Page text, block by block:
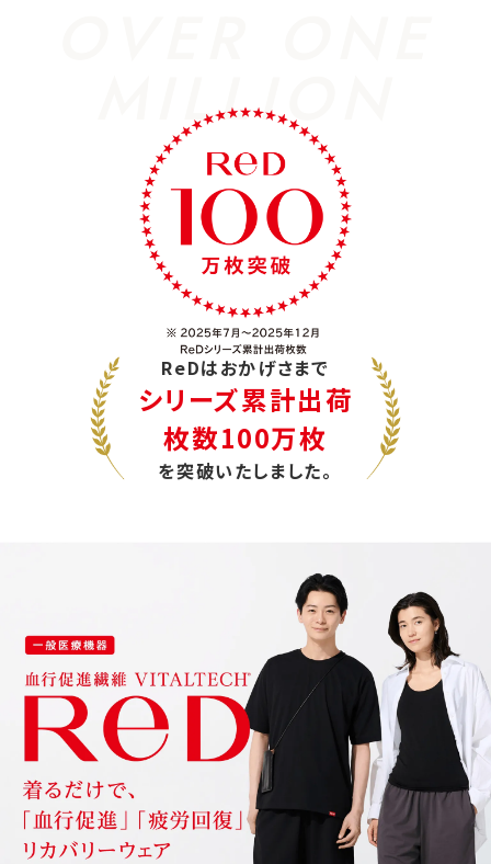
MILLION
ReDはおかげさまで
シリーズ累計出荷
枚数100万枚
を突破いたしました。